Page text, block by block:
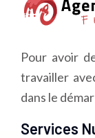
Pour avoir
travailler
dans le
Services